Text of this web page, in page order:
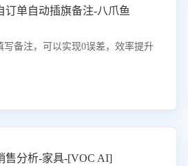
订单自动插旗备注-八爪鱼
写备注，可以实现0误差，效率提升
售分析-家具-[VOC AI]